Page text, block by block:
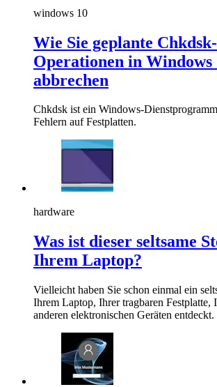
windows 10
Wie Sie geplante Chkdsk-
Operationen in Windows
abbrechen
Chkdsk ist ein Windows-
Fehlern auf Festplatten.
hardware
Was ist dieser seltsame
Ihrem Laptop?
Vielleicht haben Sie schon einmal ein
Ihrem Laptop, Ihrer tragbaren Festplatte,
anderen elektronischen Geräten entdeckt.